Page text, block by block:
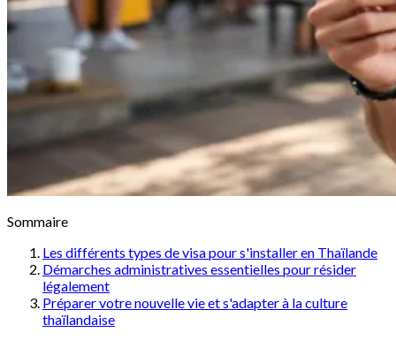
Sommaire
Les différents types de visa pour s'installer en Thaïlande
Démarches administratives essentielles pour résider
légalement
Préparer votre nouvelle vie et s'adapter à la culture
thaïlandaise